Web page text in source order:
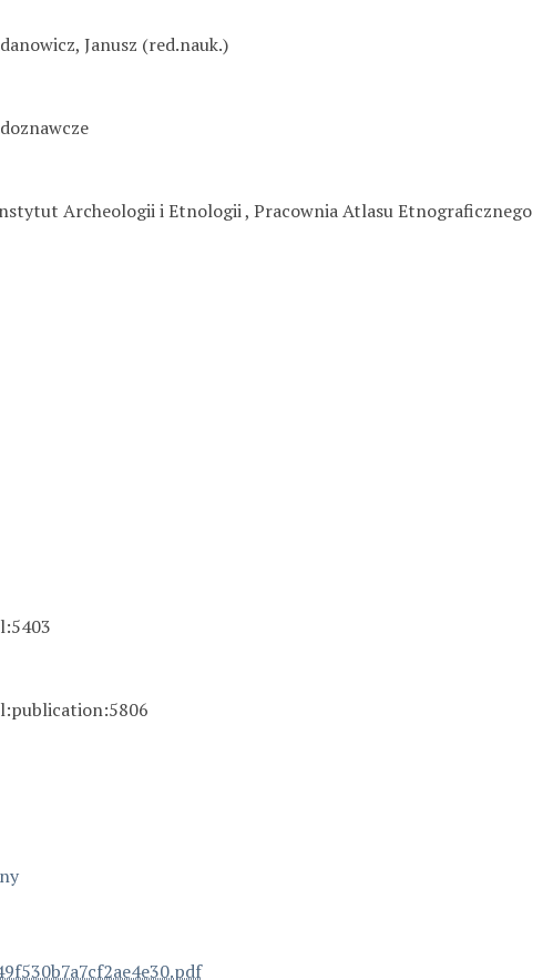
Janusz (red.nauk.)
Archeologii i Etnologii , Pracownia Atlasu Etnograficznego